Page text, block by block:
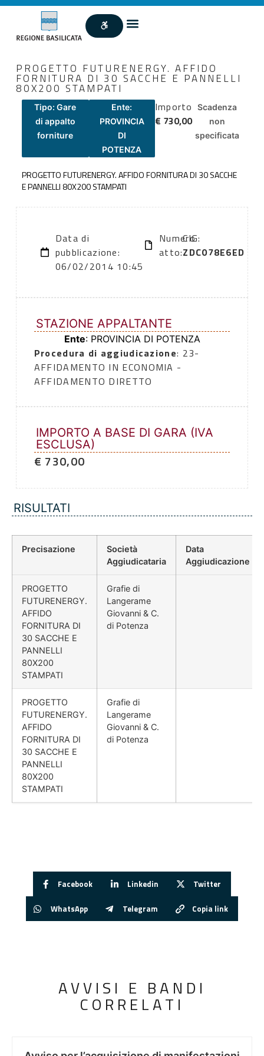
PROGETTO FUTURENERGY. AFFIDO
FORNITURA DI 30 SACCHE E PANNELLI
80X200 STAMPATI
Tipo: Gare
di appalto
forniture
Ente:
PROVINCIA
DI
POTENZA
Importo
€ 730,00
Scadenza
non
specificata
PROGETTO FUTURENERGY. AFFIDO FORNITURA DI 30 SACCHE
E PANNELLI 80X200 STAMPATI
Data di
pubblicazione:
06/02/2014 10:45
Numero
atto:
CIG:
ZDC078E6ED
STAZIONE APPALTANTE
Ente: PROVINCIA DI POTENZA
Procedura di aggiudicazione: 23-
AFFIDAMENTO IN ECONOMIA -
AFFIDAMENTO DIRETTO
IMPORTO A BASE DI GARA (IVA
ESCLUSA)
€ 730,00
RISULTATI
Precisazione
Società
Aggiudicataria
Data
Aggiudicazione
PROGETTO
FUTURENERGY.
AFFIDO
FORNITURA DI
30 SACCHE E
PANNELLI
80X200
STAMPATI
Grafie di
Langerame
Giovanni & C.
di Potenza
PROGETTO
FUTURENERGY.
AFFIDO
FORNITURA DI
30 SACCHE E
PANNELLI
80X200
STAMPATI
Grafie di
Langerame
Giovanni & C.
di Potenza
Facebook Linkedin Twitter
WhatsApp Telegram Copia link
AVVISI E BANDI
CORRELATI